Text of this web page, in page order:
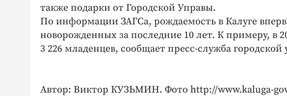
также подарки от Городской Управы.
По информации ЗАГСа, рождаемость в Калуге
новорожденных за последние 10 лет. К примеру, в
3 226 младенцев, сообщает пресс-служба городской
Автор: Виктор КУЗЬМИН. Фото http://www.kaluga-